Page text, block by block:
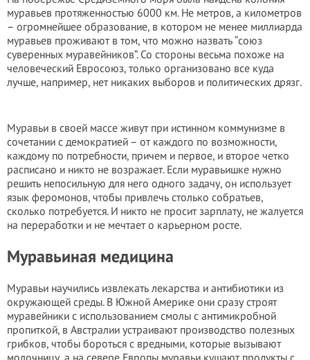
муравьев протяженностью 6000 км. Не метров, а километров
– огромнейшее образование, в котором не менее миллиарда
муравьев проживают в том, что можно назвать “союз
суверенных муравейников”. Со стороны весьма похоже на
человеческий Евросоюз, только организовано все куда
лучше, например, нет никаких выборов и политических дрязг.
Муравьи в своей массе живут при истинном коммунизме в
сочетании с демократией – от каждого по возможности,
каждому по потребности, причем и первое, и второе четко
расписано и никто не возражает. Если муравьишке нужно
решить непосильную для него одного задачу, он использует
язык феромонов, чтобы привлечь столько собратьев,
сколько потребуется. И никто не просит зарплату, не жалуется
на переработки и не мечтает о карьерном росте.
Муравьиная медицина
Муравьи научились извлекать лекарства и антибиотики из
окружающей среды. В Южной Америке они сразу строят
муравейники с использованием смолы с антимикробной
пропиткой, в Австралии устраивают производство полезных
грибков, чтобы бороться с вредными, которые вызывают
молочницу, а на севере Европы муравьи кушают продукты с